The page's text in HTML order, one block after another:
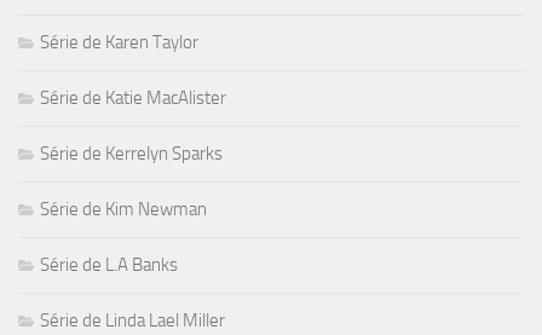
Série de Karen Taylor
Série de Katie MacAlister
Série de Kerrelyn Sparks
Série de Kim Newman
Série de L.A Banks
Série de Linda Lael Miller